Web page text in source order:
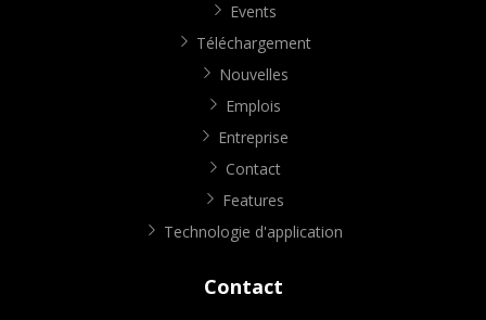
Events
Téléchargement
Nouvelles
Emplois
Entreprise
Contact
Features
Technologie d'application
Contact